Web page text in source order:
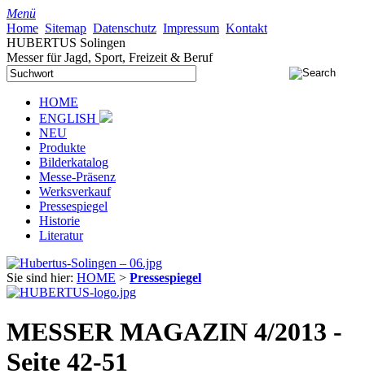
Menü
Home Sitemap Datenschutz Impressum Kontakt
HUBERTUS Solingen
Messer für Jagd, Sport, Freizeit & Beruf
HOME
ENGLISH
NEU
Produkte
Bilderkatalog
Messe-Präsenz
Werksverkauf
Pressespiegel
Historie
Literatur
Sie sind hier: HOME > Pressespiegel
MESSER MAGAZIN 4/2013 -
Seite 42-51